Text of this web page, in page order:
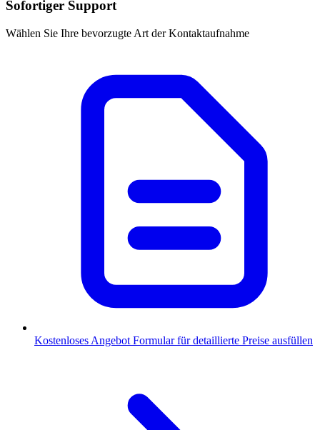
Sofortiger Support
Wählen Sie Ihre bevorzugte Art der Kontaktaufnahme
Kostenloses Angebot Formular für detaillierte Preise ausfüllen